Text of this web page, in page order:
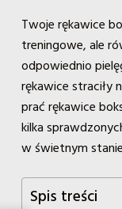
Twoje rękawice
treningowe, ale
odpowiednio
rękawice straciły
prać rękawice
kilka
w świetnym
Spis treści